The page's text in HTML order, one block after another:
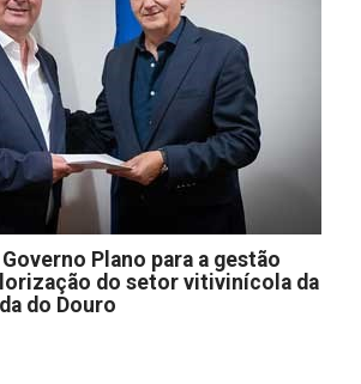
Plano para a gestão
do setor vitivinícola da
do Douro